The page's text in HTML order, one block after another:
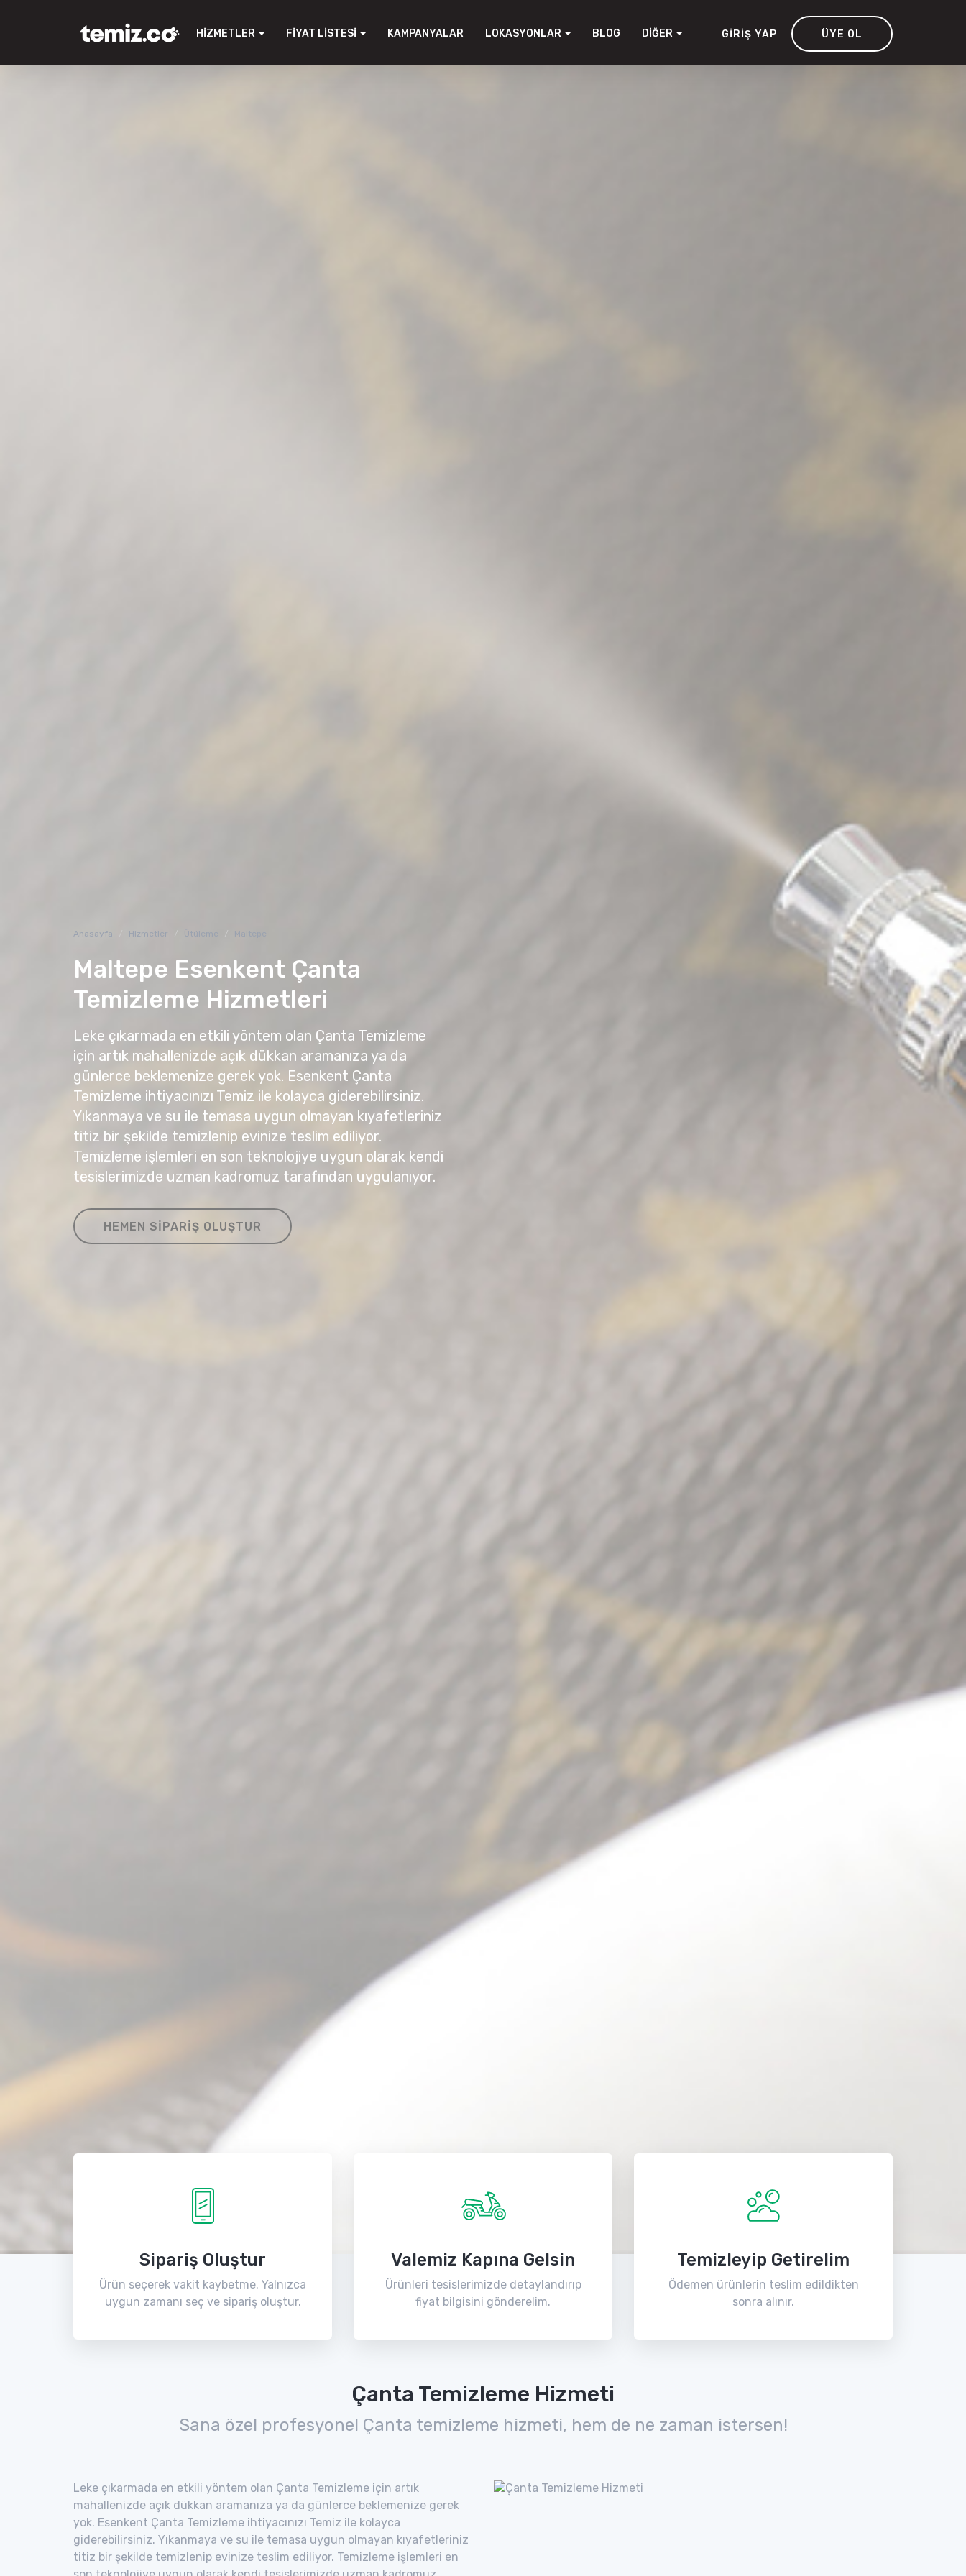
HIZMETLER FIYAT LISTESI KAMPANYALAR LOKASYONLAR BLOG DIĞER GIRIŞ YAP ÜYE OL
Anasayfa Hizmetler Ütüleme Maltepe
Maltepe Esenkent Çanta
Temizleme Hizmetleri
Leke çıkarmada en etkili yöntem olan Çanta Temizleme
için artık mahallenizde açık dükkan aramanıza ya da
günlerce beklemenize gerek yok. Esenkent Çanta
Temizleme ihtiyacınızı Temiz ile kolayca giderebilirsiniz.
Yıkanmaya ve su ile temasa uygun olmayan kıyafetleriniz
titiz bir şekilde temizlenip evinize teslim ediliyor.
Temizleme işlemleri en son teknolojiye uygun olarak kendi
tesislerimizde uzman kadromuz tarafından uygulanıyor.
HEMEN SIPARIŞ OLUŞTUR
Sipariş Oluştur
Ürün seçerek vakit kaybetme. Yalnızca
uygun zamanı seç ve sipariş oluştur.
Valemiz Kapına Gelsin
Ürünleri tesislerimizde detaylandırıp
fiyat bilgisini gönderelim.
Temizleyip Getirelim
Ödemen ürünlerin teslim edildikten
sonra alınır.
Çanta Temizleme Hizmeti
Sana özel profesyonel Çanta temizleme hizmeti, hem de ne zaman istersen!
Leke çıkarmada en etkili yöntem olan Çanta Temizleme için artık
mahallenizde açık dükkan aramanıza ya da günlerce beklemenize gerek
yok. Esenkent Çanta Temizleme ihtiyacınızı Temiz ile kolayca
giderebilirsiniz. Yıkanmaya ve su ile temasa uygun olmayan kıyafetleriniz
titiz bir şekilde temizlenip evinize teslim ediliyor. Temizleme işlemleri en